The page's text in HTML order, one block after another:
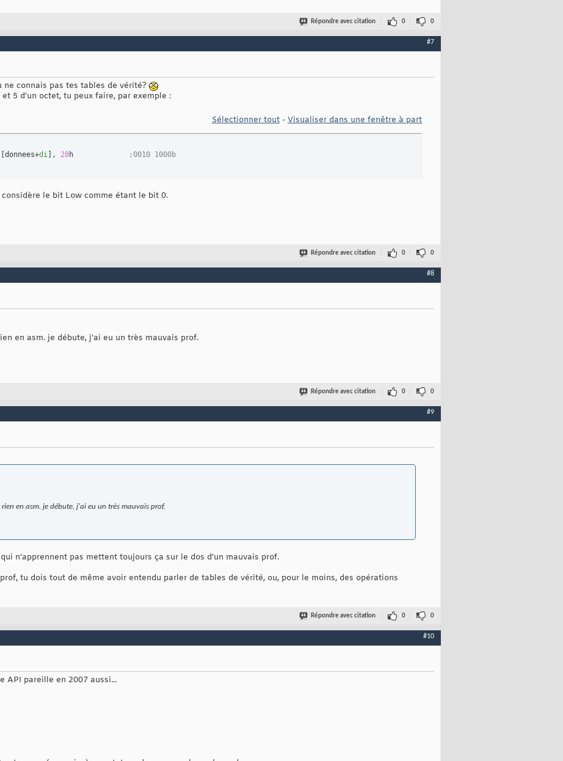
Répondre avec citation 0 0
#7
ne connais pas tes tables de vérité?
5 d'un octet, tu peux faire, par exemple :
Sélectionner tout - Visualiser dans une fenêtre à part
[donnees+di ] , 28h ;0010 1000b
le bit Low comme étant le bit 0.
Répondre avec citation 0 0
#8
en asm. je débute, j'ai eu un très mauvais prof.
Répondre avec citation 0 0
#9
en asm. je débute, j'ai eu un très mauvais prof.
n'apprennent pas mettent toujours ça sur le dos d'un mauvais prof.
tu dois tout de même avoir entendu parler de tables de vérité, ou, pour le moins, des opérations
Répondre avec citation 0 0
#10
API pareille en 2007 aussi...